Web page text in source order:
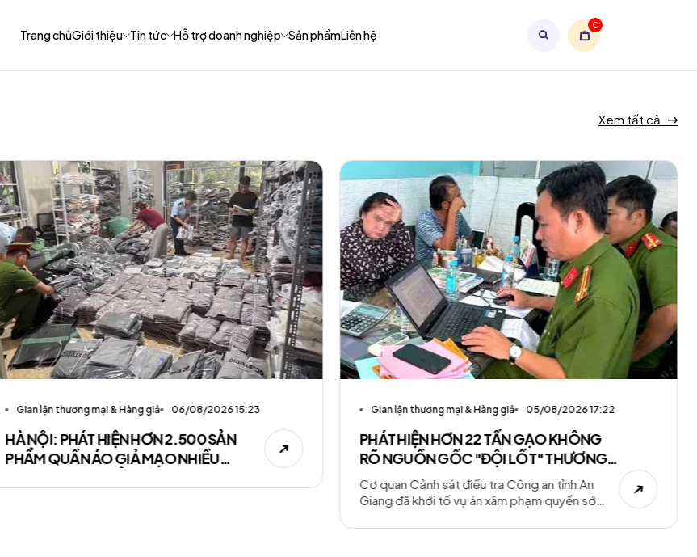
Trang chủGiới thiệu Tin tức Hỗ trợ doanh nghiệp Sản phẩmLiên hệ
0
Xem tất cả
Gian lận thương mại & Hàng giả 06/08/2026 15:23
HÀ NỘI: PHÁT HIỆN HƠN 2.500 SẢN
PHẨM QUẦN ÁO GIẢ MẠO NHIỀU
Gian lận thương mại & Hàng giả 05/08/2026 17:22
PHÁT HIỆN HƠN 22 TẤN GẠO KHÔNG
RÕ NGUỒN GỐC "ĐỘI LỐT" THƯƠNG
HIỆU ST25
Cơ quan Cảnh sát điều tra Công an tỉnh An
Giang đã khởi tố vụ án xâm phạm quyền sở
gạo không rõ nguồn gốc được đóng gói vào